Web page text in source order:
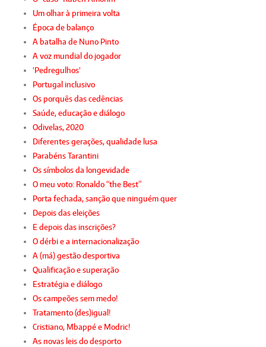
Um olhar à primeira volta
Época de balanço
A batalha de Nuno Pinto
A voz mundial do jogador
'Pedregulhos'
Portugal inclusivo
Os porquês das cedências
Saúde, educação e diálogo
Odivelas, 2020
Diferentes gerações, qualidade lusa
Parabéns Tarantini
Os símbolos da longevidade
O meu voto: Ronaldo “the Best”
Porta fechada, sanção que ninguém quer
Depois das eleições
E depois das inscrições?
O dérbi e a internacionalização
A (má) gestão desportiva
Qualificação e superação
Estratégia e diálogo
Os campeões sem medo!
Tratamento (des)igual!
Cristiano, Mbappé e Modric!
As novas leis do desporto